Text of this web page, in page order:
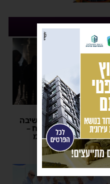
פירות ההסתה
אימה באשדוד: בחור ישיבה
בן 13 נשדד באיומי רצח –
המשטרה הקימה צח”מ
מנחם דויטש 22:32
פרסומת